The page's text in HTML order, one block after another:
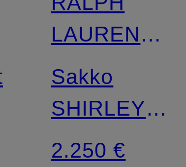
LAUREN
PURPLE
LABEL
Sakko
SHIRLEY
Regular Fit mit
2.250 €